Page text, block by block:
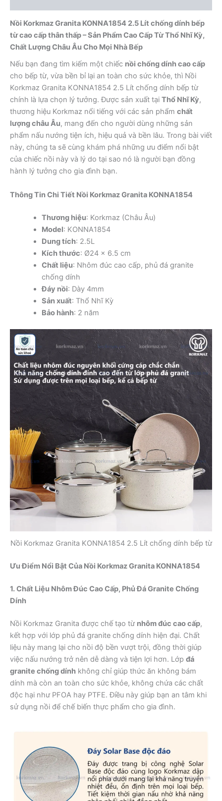
Nồi Korkmaz Granita KONNA1854 2.5 Lít chống dính bếp
từ cao cấp thân thấp – Sản Phẩm Cao Cấp Từ Thổ Nhĩ Kỳ,
Chất Lượng Châu Âu Cho Mọi Nhà Bếp
Nếu bạn đang tìm kiếm một chiếc nồi chống dính cao cấp
cho bếp từ, vừa bền bỉ lại an toàn cho sức khỏe, thì Nồi
Korkmaz Granita KONNA1854 2.5 Lít chống dính bếp từ
chính là lựa chọn lý tưởng. Được sản xuất tại Thổ Nhĩ Kỳ,
thương hiệu Korkmaz nổi tiếng với các sản phẩm chất
lượng châu Âu, mang đến cho người dùng những sản
phẩm nấu nướng tiện ích, hiệu quả và bền lâu. Trong bài viết
này, chúng ta sẽ cùng khám phá những ưu điểm nổi bật
của chiếc nồi này và lý do tại sao nó là người bạn đồng
hành lý tưởng cho gia đình bạn.
Thông Tin Chi Tiết Nồi Korkmaz Granita KONNA1854
Thương hiệu: Korkmaz (Châu Âu)
Model: KONNA1854
Dung tích: 2.5L
Kích thước: Ø24 x 6.5 cm
Chất liệu: Nhôm đúc cao cấp, phủ đá granite
chống dính
Đáy nồi: Dày 4mm
Sản xuất: Thổ Nhĩ Kỳ
Bảo hành: 2 năm
Nồi Korkmaz Granita KONNA1854 2.5 Lít chống dính bếp từ
Ưu Điểm Nổi Bật Của Nồi Korkmaz Granita KONNA1854
1. Chất Liệu Nhôm Đúc Cao Cấp, Phủ Đá Granite Chống
Dính
Nồi Korkmaz Granita được chế tạo từ nhôm đúc cao cấp,
kết hợp với lớp phủ đá granite chống dính hiện đại. Chất
liệu này mang lại cho nồi độ bền vượt trội, đồng thời giúp
việc nấu nướng trở nên dễ dàng và tiện lợi hơn. Lớp đá
granite chống dính không chỉ giúp thức ăn không bám
dính mà còn an toàn cho sức khỏe, không chứa các chất
độc hại như PFOA hay PTFE. Điều này giúp bạn an tâm khi
sử dụng nồi để chế biến thực phẩm cho gia đình.